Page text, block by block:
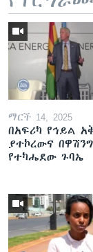
ማርች 14, 2025
በአፍሪካ የኅይል
ያተኮረውና
የተካሔደው ጉባኤ